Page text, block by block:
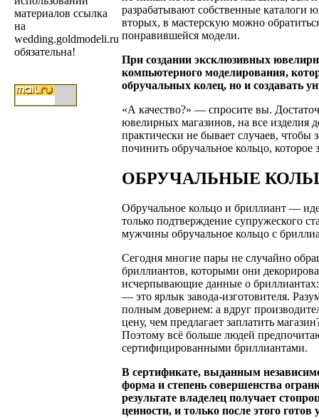
материалов ссылка
на
wedding.goldmodeli.ru
обязательна!
разрабатывают собственные
вторых, в мастерскую можно
понравившейся модели.
При создании эксклюзивных
компьютерного моделирования,
обручальных колец, но и создавать
«А качество?» — спросите вы.
ювелирных магазинов, на все изделия
практически не бывает случаев, чтобы
починить обручальное кольцо, которое
ОБРУЧАЛЬНЫЕ
Обручальное кольцо и бриллиант —
только подтверждение супружеского
мужчины обручальное кольцо с
Сегодня многие пары не случайно
бриллиантов, которыми они
исчерпывающие данные о
— это ярлык завода-изготовителя.
полным доверием: а вдруг
цену, чем предлагает заплатить
Поэтому всё больше людей
сертифицированными бриллиантами.
В сертификате, выданным
форма и степень совершенства
результате владелец получает
ценности, и только после этого